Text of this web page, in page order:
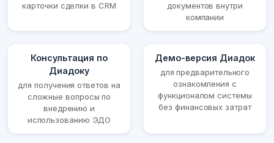
карточки сделки в CRM
документов внутри
компании
Консультация по
Диадоку
для получения ответов на
сложные вопросы по
внедрению и
использованию ЭДО
Демо-версия Диадок
для предварительного
ознакомления с
функционалом системы
без финансовых затрат